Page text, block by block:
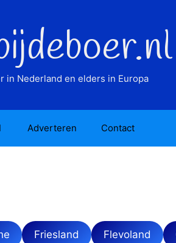
in Nederland en elders in Europa
Adverteren Contact
Friesland Flevoland